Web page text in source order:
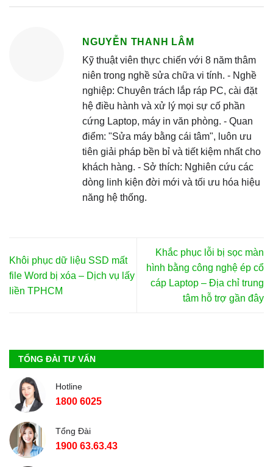
NGUYỄN THANH LÂM
Kỹ thuật viên thực chiến với 8 năm thâm
niên trong nghề sửa chữa vi tính. - Nghề
nghiệp: Chuyên trách lắp ráp PC, cài đặt
hệ điều hành và xử lý mọi sự cố phần
cứng Laptop, máy in văn phòng. - Quan
điểm: "Sửa máy bằng cái tâm", luôn ưu
tiên giải pháp bền bỉ và tiết kiệm nhất cho
khách hàng. - Sở thích: Nghiên cứu các
dòng linh kiện đời mới và tối ưu hóa hiệu
năng hệ thống.
Khôi phục dữ liệu SSD mất
file Word bị xóa – Dịch vụ lấy
liền TPHCM
Khắc phục lỗi bị sọc màn
hình bằng công nghệ ép cổ
cáp Laptop – Địa chỉ trung
tâm hỗ trợ gần đây
TỔNG ĐÀI TƯ VẤN
Hotline
1800 6025
Tổng Đài
1900 63.63.43